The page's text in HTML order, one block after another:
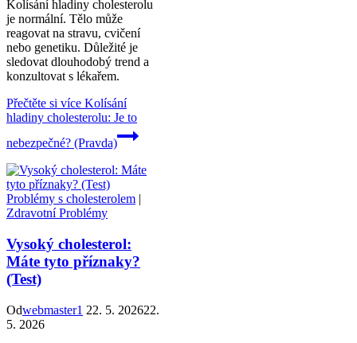
Kolísání hladiny cholesterolu
je normální. Tělo může
reagovat na stravu, cvičení
nebo genetiku. Důležité je
sledovat dlouhodobý trend a
konzultovat s lékařem.
Přečtěte si více Kolísání
hladiny cholesterolu: Je to
nebezpečné? (Pravda)
Problémy s cholesterolem |
Zdravotní Problémy
Vysoký cholesterol:
Máte tyto příznaky?
(Test)
Odwebmaster1 22. 5. 202622.
5. 2026